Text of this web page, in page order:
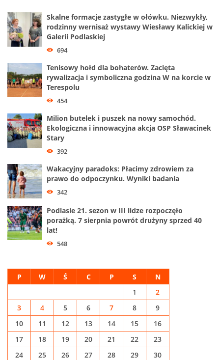
Skalne formacje zastygłe w ołówku. Niezwykły,
rodzinny wernisaż wystawy Wiesławy Kalickiej w
Galerii Podlaskiej
694
Tenisowy hołd dla bohaterów. Zacięta
rywalizacja i symboliczna godzina W na korcie w
Terespolu
454
Milion butelek i puszek na nowy samochód.
Ekologiczna i innowacyjna akcja OSP Sławacinek
Stary
392
Wakacyjny paradoks: Płacimy zdrowiem za
prawo do odpoczynku. Wyniki badania
342
Podlasie 21. sezon w III lidze rozpoczęło
porażką. 7 sierpnia powrót drużyny sprzed 40
lat!
548
P W Ś C P S N
1
2
3
4 5 6 7 8
9
10
11 12 13 14 15
16
17
18 19 20 21 22
23
24
25 26 27 28 29
30